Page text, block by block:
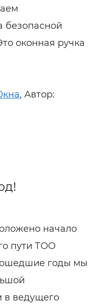
безопасной
оконная ручка
, Автор:
начало
пути ТОО
годы мы
в ведущего